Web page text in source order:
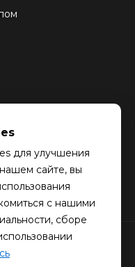
для улучшения
сайте, вы
с нашими
сборе